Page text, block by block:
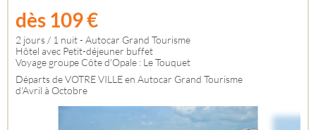
dès 109€
2 jours / 1 nuit - Autocar Grand Tourisme
Hôtel avec Petit-déjeuner buffet
Voyage groupe Côte d'Opale : Le Touquet
Départs de VOTRE VILLE en Autocar Grand Tourisme
d'Avril à Octobre